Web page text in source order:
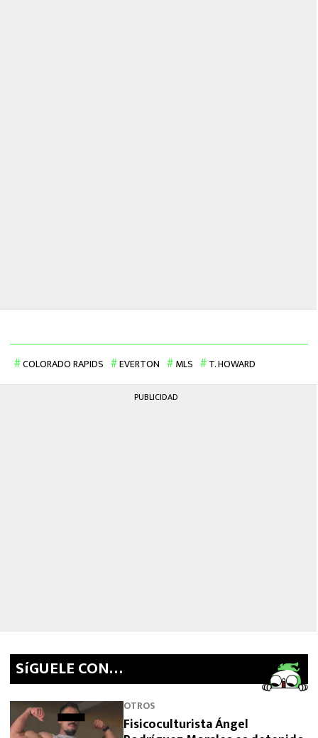
COLORADO RAPIDS EVERTON MLS T. HOWARD
PUBLICIDAD
SíGUELE CON…
OTROS
Fisicoculturista Ángel